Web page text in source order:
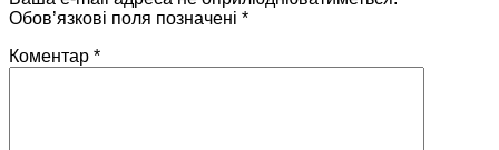
Обов’язкові поля позначені *
Коментар *